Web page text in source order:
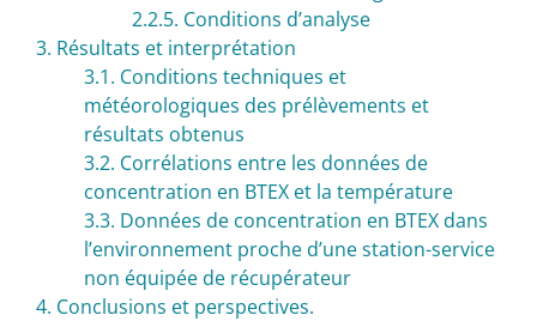
2.2.5. Conditions d’analyse
3. Résultats et interprétation
3.1. Conditions techniques et
météorologiques des prélèvements et
résultats obtenus
3.2. Corrélations entre les données de
concentration en BTEX et la température
3.3. Données de concentration en BTEX dans
lʼenvironnement proche dʼune station-service
non équipée de récupérateur
4. Conclusions et perspectives.